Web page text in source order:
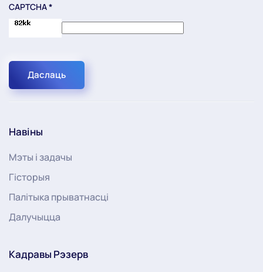
CAPTCHA*
Даслаць
Навіны
Мэты і задачы
Гісторыя
Палітыка прыватнасці
Далучыцца
Кадравы Рэзерв